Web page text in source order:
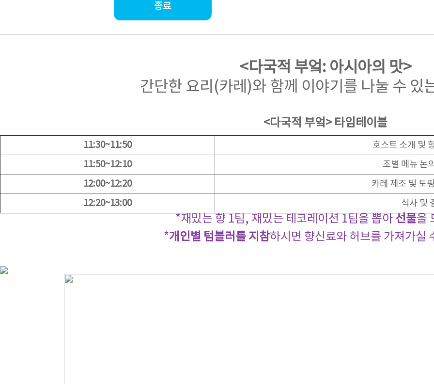
종료
<다국적 부엌: 아시아의 맛>
간단한 요리(카레)와 함께 이야기를 나눌 수 있
<다국적 부엌> 타임테이블
11:30~11:50
호스트 소개 및
11:50~12:10
조별 메뉴 논
12:00~12:20
카레 제조 및 토
12:20~13:00
식사 및
*재밌는 향 1팀, 재밌는 테코레이션 1팀을 뽑아 선물을
*개인별 텀블러를 지참하시면 향신료와 허브를 가져가실